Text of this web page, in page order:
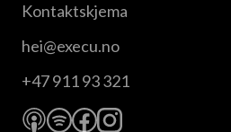
Kontaktskjema
hei@execu.no
+47 911 93 321